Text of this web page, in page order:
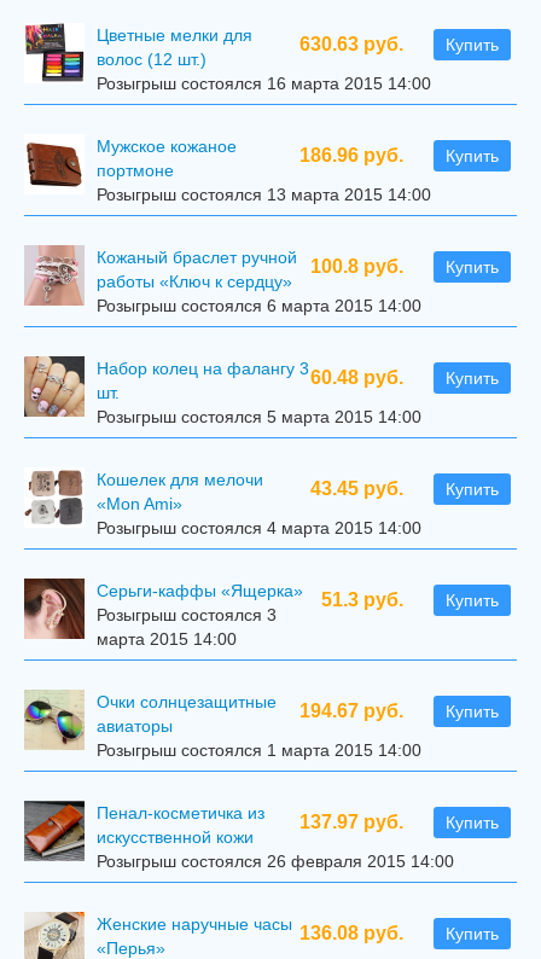
630.63 руб. Купить
Цветные мелки для
волос (12 шт.)
Розыгрыш состоялся 16 марта 2015 14:00
186.96 руб. Купить
Мужское кожаное
портмоне
Розыгрыш состоялся 13 марта 2015 14:00
100.8 руб. Купить
Кожаный браслет ручной
работы «Ключ к сердцу»
Розыгрыш состоялся 6 марта 2015 14:00
60.48 руб. Купить
Набор колец на фалангу 3
шт.
Розыгрыш состоялся 5 марта 2015 14:00
43.45 руб. Купить
Кошелек для мелочи
«Mon Ami»
Розыгрыш состоялся 4 марта 2015 14:00
51.3 руб. Купить
Серьги-каффы «Ящерка»
Розыгрыш состоялся 3
марта 2015 14:00
194.67 руб. Купить
Очки солнцезащитные
авиаторы
Розыгрыш состоялся 1 марта 2015 14:00
137.97 руб. Купить
Пенал-косметичка из
искусственной кожи
Розыгрыш состоялся 26 февраля 2015 14:00
136.08 руб. Купить
Женские наручные часы
«Перья»